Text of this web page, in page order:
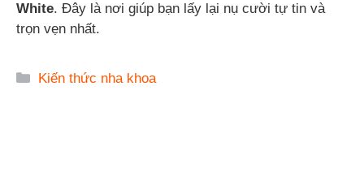
White. Đây là nơi giúp bạn lấy lại nụ cười tự tin và
trọn vẹn nhất.
Danh
Kiến thức nha khoa